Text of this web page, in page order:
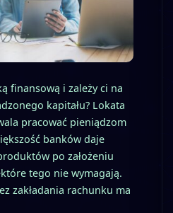
finansową i zależy ci na
kapitału? Lokata
pracować pieniądzom
banków daje
po założeniu
tego nie wymagają.
zakładania rachunku ma